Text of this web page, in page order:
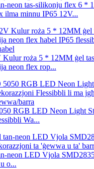
neon tas-silikonju flex 6 *
ilma minnu IP65 12V...
roża 5 * 12MM ġel
neon flex rop...
RGB LED Neon Light
Wa...
neon LED Vjola
o...